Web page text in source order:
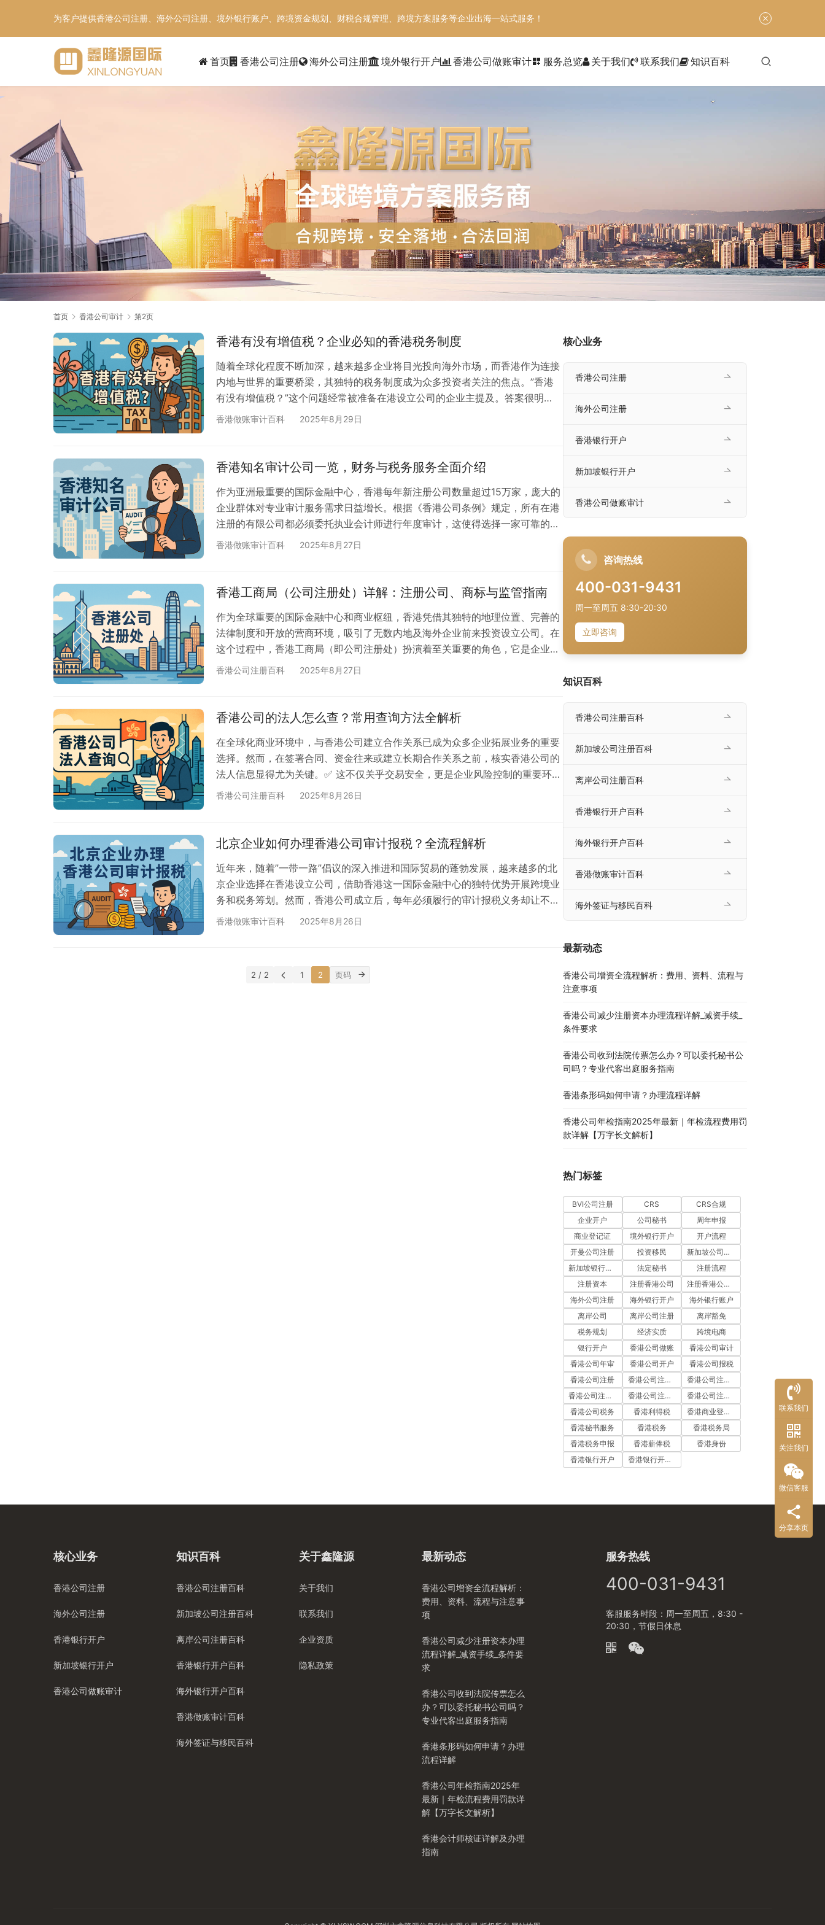
为客户提供香港公司注册、海外公司注册、境外银行账户、跨境资金规划、财税合规管理、跨境方案服务等企业出海一站式服务！
首页 香港公司注册 海外公司注册 境外银行开户 香港公司做账审计dashboard_customize 服务总览 关于我们 联系我们 知识百科
首页 香港公司审计 第2页
香港有没有增值税？企业必知的香港税务制度
随着全球化程度不断加深，越来越多企业将目光投向海外市场，而香港作为连接
内地与世界的重要桥梁，其独特的税务制度成为众多投资者关注的焦点。”香港
有没有增值税？”这个问题经常被准备在港设立公司的企业主提及。答案很明
确：香港确实没有增值税！ 作为亚洲乃至全球重要的国际金融中心，香港凭借其
入了解在香港运营的税务合规要求，为您的投资决策提供有力参…
香港做账审计百科 2025年8月29日
香港知名审计公司一览，财务与税务服务全面介绍
作为亚洲最重要的国际金融中心，香港每年新注册公司数量超过15万家，庞大的
企业群体对专业审计服务需求日益增长。根据《香港公司条例》规定，所有在港
注册的有限公司都必须委托执业会计师进行年度审计，这使得选择一家可靠的香
港审计公司成为每个企业主的必修课。 面对市场上众多的会计师事务所，从国际
帮助您找到最契合企业需求的专业伙伴。 ⸻ 一、为什…
香港做账审计百科 2025年8月27日
香港工商局（公司注册处）详解：注册公司、商标与监管指南
作为全球重要的国际金融中心和商业枢纽，香港凭借其独特的地理位置、完善的
法律制度和开放的营商环境，吸引了无数内地及海外企业前来投资设立公司。在
这个过程中，香港工商局（即公司注册处）扮演着至关重要的角色，它是企业进
入香港市场、获得合法经营资格的重要门户。 对于计划在香港设立公司的投资者
的申请流程、严格的合规要求往往让初次接触的企业主感到困惑。 ⸻ 一、
香港公司注册百科 2025年8月27日
香港公司的法人怎么查？常用查询方法全解析
在全球化商业环境中，与香港公司建立合作关系已成为众多企业拓展业务的重要
选择。然而，在签署合同、资金往来或建立长期合作关系之前，核实香港公司的
法人信息显得尤为关键。✅ 这不仅关乎交易安全，更是企业风险控制的重要环
节。 🤔 但现实中，不少企业和个人面临着这样的困扰：如何合法、有效地查询
各种方法，从官方渠道到实用技巧，帮助您快速掌握查询…
香港公司注册百科 2025年8月26日
北京企业如何办理香港公司审计报税？全流程解析
近年来，随着”一带一路”倡议的深入推进和国际贸易的蓬勃发展，越来越多的北
京企业选择在香港设立公司，借助香港这一国际金融中心的独特优势开展跨境业
务和税务筹划。然而，香港公司成立后，每年必须履行的审计报税义务却让不少
北京企业主感到困惑和担忧。 🤔 常见困惑包括： 审计报税到底是什么？具体流
松掌握合规要点，避免不必要的…
香港做账审计百科 2025年8月26日
2 / 2 1 2
核心业务
香港公司注册
海外公司注册
香港银行开户
新加坡银行开户
香港公司做账审计
咨询热线
400-031-9431
周一至周五 8:30-20:30
立即咨询
知识百科
香港公司注册百科
新加坡公司注册百科
离岸公司注册百科
香港银行开户百科
海外银行开户百科
香港做账审计百科
海外签证与移民百科
最新动态
香港公司增资全流程解析：费用、资料、流程与
注意事项
香港公司减少注册资本办理流程详解_减资手续_
条件要求
香港公司收到法院传票怎么办？可以委托秘书公
司吗？专业代客出庭服务指南
香港条形码如何申请？办理流程详解
香港公司年检指南2025年最新｜年检流程费用罚
款详解【万字长文解析】
热门标签
BVI公司注册 CRS
CRS合规
企业开户
公司秘书
周年申报
商业登记证
境外银行开户
开户流程
开曼公司注册
投资移民
新加坡公司注册
新加坡银行开户
法定秘书
注册流程
注册资本
注册香港公司
注册香港公司流程
海外公司注册
海外银行开户
海外银行账户
离岸公司
离岸公司注册
离岸豁免
税务规划
经济实质
跨境电商
银行开户
香港公司做账
香港公司审计
香港公司年审
香港公司开户
香港公司报税
香港公司注册
香港公司注册代办
香港公司注册处
香港公司注册流程
香港公司注册费用
香港公司注册资料
香港公司税务
香港利得税
香港商业登记证
香港秘书服务
香港税务
香港税务局
香港税务申报
香港薪俸税
香港身份
香港银行开户
香港银行开户流程
核心业务
香港公司注册
海外公司注册
香港银行开户
新加坡银行开户
香港公司做账审计
知识百科
香港公司注册百科
新加坡公司注册百科
离岸公司注册百科
香港银行开户百科
海外银行开户百科
香港做账审计百科
海外签证与移民百科
关于鑫隆源
关于我们
联系我们
企业资质
隐私政策
最新动态
香港公司增资全流程解析：
费用、资料、流程与注意事
项
香港公司减少注册资本办理
流程详解_减资手续_条件要
求
香港公司收到法院传票怎么
办？可以委托秘书公司吗？
专业代客出庭服务指南
香港条形码如何申请？办理
流程详解
香港公司年检指南2025年
最新｜年检流程费用罚款详
解【万字长文解析】
香港会计师核证详解及办理
指南
服务热线
400-031-9431
客服服务时段：周一至周五，8:30 -
20:30，节假日休息
联系我们
关注我们
微信客服
分享本页